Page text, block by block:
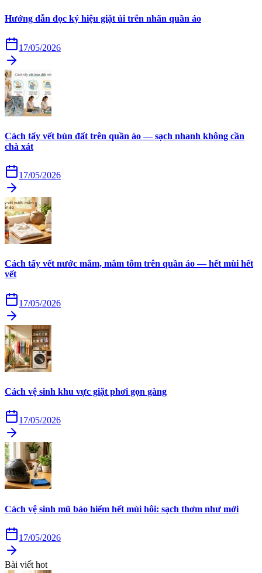
Hướng dẫn đọc ký hiệu giặt ủi trên nhãn quần áo
17/05/2026
Cách tẩy vết bùn đất trên quần áo — sạch nhanh không cần
chà xát
17/05/2026
Cách tẩy vết nước mắm, mắm tôm trên quần áo — hết mùi hết
vết
17/05/2026
Cách vệ sinh khu vực giặt phơi gọn gàng
17/05/2026
Cách vệ sinh mũ bảo hiểm hết mùi hôi: sạch thơm như mới
17/05/2026
Bài viết hot